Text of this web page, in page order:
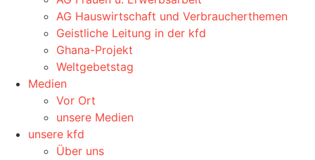
AG Hauswirtschaft und Verbraucherthemen
Geistliche Leitung in der kfd
Ghana-Projekt
Weltgebetstag
Medien
Vor Ort
unsere Medien
unsere kfd
Über uns